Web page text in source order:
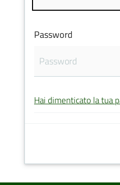
Password
Hai dimenticato la tua